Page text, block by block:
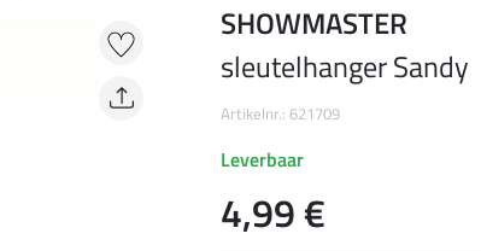
SHOWMASTER
sleutelhanger Sandy
Artikelnr.: 621709
Leverbaar
4,99 €